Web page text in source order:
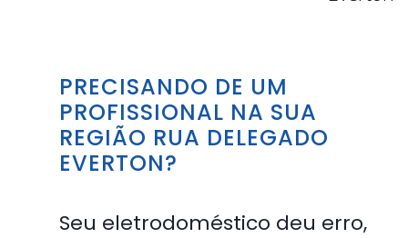
PRECISANDO DE UM
PROFISSIONAL NA SUA
REGIÃO RUA DELEGADO
EVERTON?
Seu eletrodoméstico deu erro,